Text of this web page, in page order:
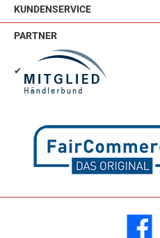
KUNDENSERVICE
PARTNER
✔
Facebook